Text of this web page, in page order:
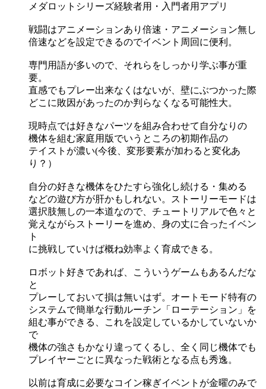
メダロットシリーズ経験者用・入門者用アプリ
戦闘はアニメーションあり倍速・アニメーション無し
倍速などを設定できるのでイベント周回に便利。
専門用語が多いので、それらをしっかり学ぶ事が重
要。
直感でもプレー出来なくはないが、壁にぶつかった際
どこに敗因があったのか判らなくなる可能性大。
現時点では好きなパーツを組み合わせて自分なりの
機体を組む家庭用版でいうところの初期作品の
テイストが濃い(今後、変形要素が加わると変化あ
り？）
自分の好きな機体をひたすら強化し続ける・集める
などの遊び方が肝かもしれない。ストーリーモードは
選択肢無しの一本道なので、チュートリアルで色々と
覚えながらストーリーを進め、身の丈に合ったイベン
ト
に挑戦していけば概ね効率よく育成できる。
ロボット好きであれば、こういうゲームもあるんだな
と
プレーしておいて損は無いはず。オートモード特有の
システムで簡単な行動ルーチン「ローテーション」を
組む事ができる、これを設定しているかしていないか
で
機体の強さもかなり違ってくるし、全く同じ機体でも
プレイヤーごとに異なった戦術となる点も秀逸。
以前は育成に必要なコイン稼ぎイベントが金曜のみで